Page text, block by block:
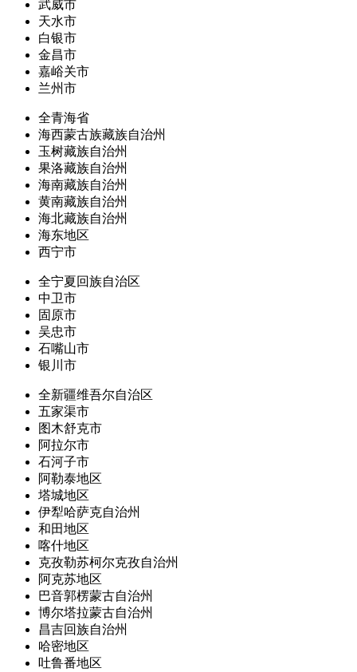
武威市
天水市
白银市
金昌市
嘉峪关市
兰州市
全青海省
海西蒙古族藏族自治州
玉树藏族自治州
果洛藏族自治州
海南藏族自治州
黄南藏族自治州
海北藏族自治州
海东地区
西宁市
全宁夏回族自治区
中卫市
固原市
吴忠市
石嘴山市
银川市
全新疆维吾尔自治区
五家渠市
图木舒克市
阿拉尔市
石河子市
阿勒泰地区
塔城地区
伊犁哈萨克自治州
和田地区
喀什地区
克孜勒苏柯尔克孜自治州
阿克苏地区
巴音郭楞蒙古自治州
博尔塔拉蒙古自治州
昌吉回族自治州
哈密地区
吐鲁番地区